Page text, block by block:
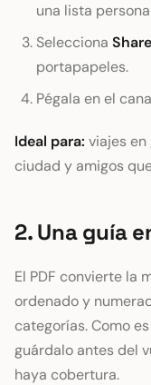
una lista
Selecciona
portapapeles.
Pégala en el
Ideal para: viajes
ciudad y amigos
2. Una guía
El PDF convierte la
ordenado y
categorías. Como
guárdalo antes del
haya cobertura.